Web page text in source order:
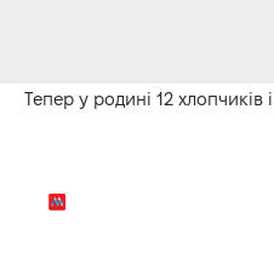
Тепер у родині 12 хлопчиків